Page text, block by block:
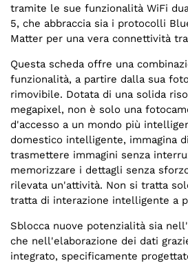
tramite le sue funzionalità WiFi
5, che abbraccia sia i protocolli
Matter per una vera connettività
Questa scheda offre una
funzionalità, a partire dalla sua
rimovibile. Dotata di una solida
megapixel, non è solo una
d'accesso a un mondo più
domestico intelligente, immagina
trasmettere immagini senza
memorizzare i dettagli senza
rilevata un'attività. Non si tratta
tratta di interazione intelligente a
Sblocca nuove potenzialità sia
che nell'elaborazione dei dati
integrato, specificamente